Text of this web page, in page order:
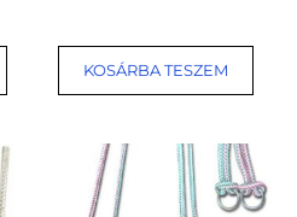
KOSÁRBA TESZEM